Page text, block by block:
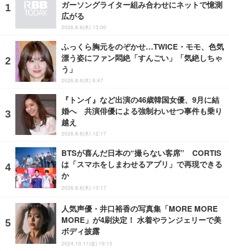
ガーソングライター組み合わせにネットで憶測
広がる
2026.8.6(木) 13:00
ふっくら胸元をのぞかせ…TWICE・モモ、色気
漂う姿にファン悶絶「すんごい」「気絶しちゃ
う」
2026.8.6(木) 6:47
『トンイ』など出演の46歳韓国女優、9月に結
婚へ 共演俳優による強制わいせつ事件も乗り
越え
2026.8.6(木) 12:17
BTSが喜んだ日本の“撮らない客席” CORTIS
は「スマホをしまわせるアプリ」で再現できる
か
2026.8.6(木) 13:17
人気声優・井口裕香の写真集「MORE MORE
MORE」が4刷決定！ 水着やランジェリーで美
ボディ披露
2024.10.11(金) 19:15